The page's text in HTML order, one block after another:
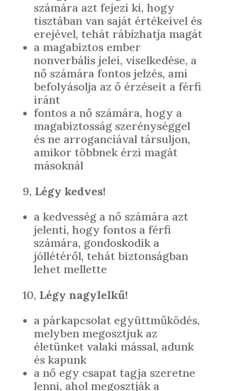
számára azt fejezi ki, hogy
tisztában van saját értékeivel és
erejével, tehát rábízhatja magát
a magabiztos ember
nonverbális jelei, viselkedése, a
nő számára fontos jelzés, ami
befolyásolja az ő érzéseit a férfi
iránt
fontos a nő számára, hogy a
magabiztosság szerénységgel
és ne arroganciával társuljon,
amikor többnek érzi magát
másoknál
9, Légy kedves!
a kedvesség a nő számára azt
jelenti, hogy fontos a férfi
számára, gondoskodik a
jóllétéről, tehát biztonságban
lehet mellette
10, Légy nagylelkű!
a párkapcsolat együttműködés,
melyben megosztjuk az
életünket valaki mással, adunk
és kapunk
a nő egy csapat tagja szeretne
lenni, ahol megosztják a